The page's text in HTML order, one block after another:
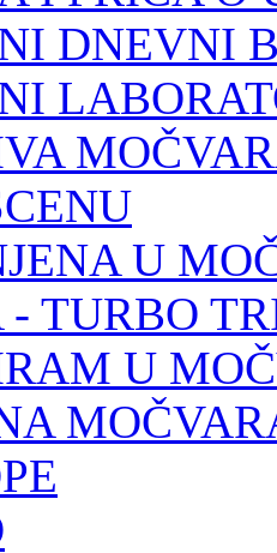
DNEVNI
U
TURBO
U